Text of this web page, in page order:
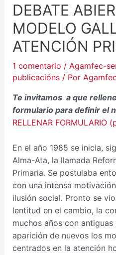
DEBATE
MODELO
ATENCIÓN
1 comentario / Agamfec-
publicacións/ Por Agamfec
Te invitamos a que
formulario para definir el
RELLENAR FORMULARIO
En el año 1985 se inicia,
Alma-Ata, la llamada
Primaria. Se postulaba
con una intensa
ilusión social. Pronto se
lentitud en el cambio, la
muchos años con
aparición de nuevos los
centrados en la atención